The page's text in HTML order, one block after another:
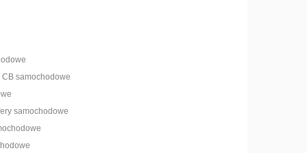
samochodowe
samochodowe